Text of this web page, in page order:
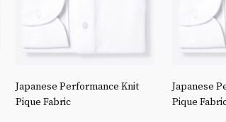
Japanese Performance Knit
Pique Fabric
Japanese
Pique